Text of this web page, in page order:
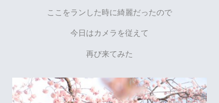
ここをランした時に綺麗だったので
今日はカメラを従えて
再び来てみた